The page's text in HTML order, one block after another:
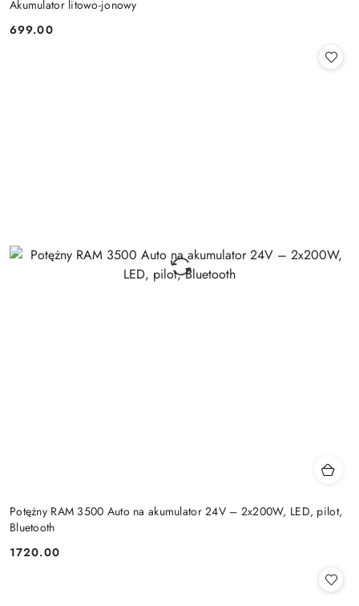
Akumulator litowo-jonowy
Cena:
699.00
Potężny RAM 3500 Auto na akumulator 24V – 2x200W, LED, pilot,
Bluetooth
Cena:
1720.00